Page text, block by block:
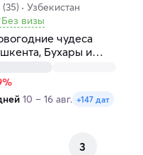
(35)
Узбекистан
Без визы
чудеса
Бухары и
10 – 16 авг. +147 дат
3